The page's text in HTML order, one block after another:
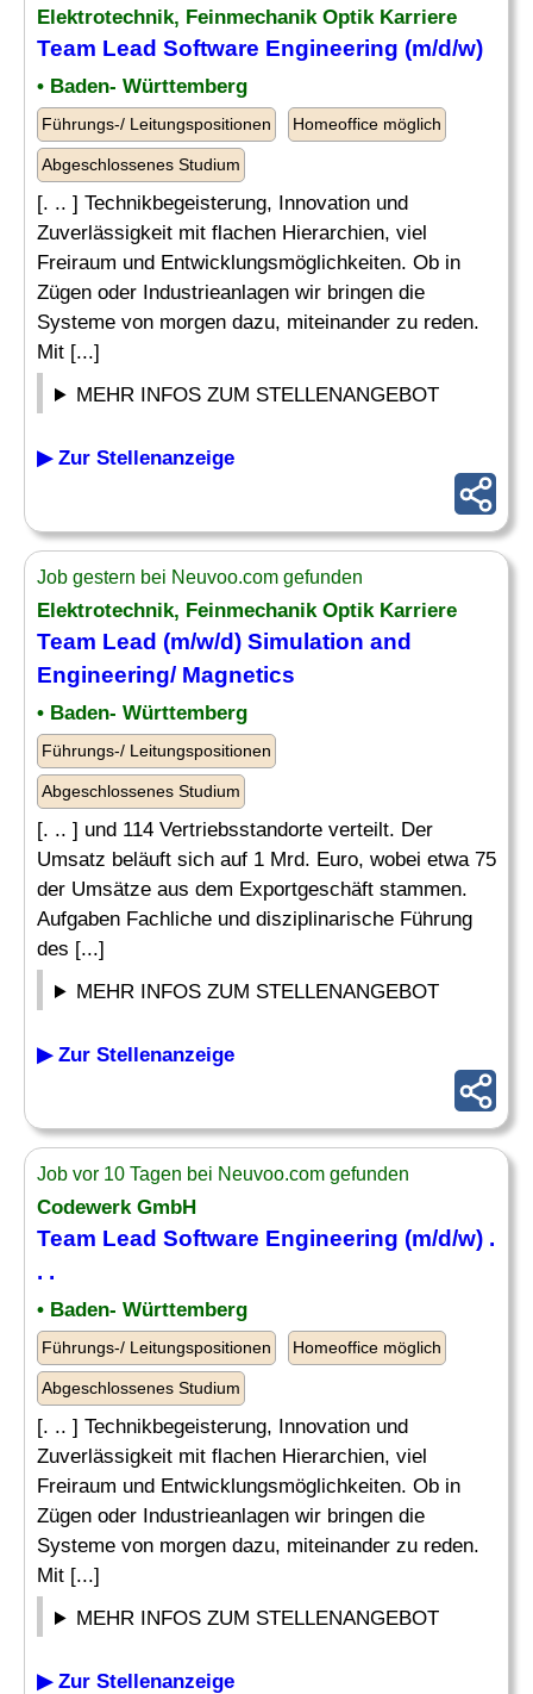
Elektrotechnik, Feinmechanik Optik Karriere
Team Lead Software Engineering (m/d/w)
• Baden- Württemberg
Führungs-/ Leitungspositionen Homeoffice möglich
Abgeschlossenes Studium
[. .. ] Technikbegeisterung, Innovation und
Zuverlässigkeit mit flachen Hierarchien, viel
Freiraum und Entwicklungsmöglichkeiten. Ob in
Zügen oder Industrieanlagen wir bringen die
Systeme von morgen dazu, miteinander zu reden.
Mit [...]
MEHR INFOS ZUM STELLENANGEBOT
▶ Zur Stellenanzeige
Job gestern bei Neuvoo.com gefunden
Elektrotechnik, Feinmechanik Optik Karriere
Team Lead (m/w/d) Simulation and
Engineering/ Magnetics
• Baden- Württemberg
Führungs-/ Leitungspositionen
Abgeschlossenes Studium
[. .. ] und 114 Vertriebsstandorte verteilt. Der
Umsatz beläuft sich auf 1 Mrd. Euro, wobei etwa 75
der Umsätze aus dem Exportgeschäft stammen.
Aufgaben Fachliche und disziplinarische Führung
des [...]
MEHR INFOS ZUM STELLENANGEBOT
▶ Zur Stellenanzeige
Job vor 10 Tagen bei Neuvoo.com gefunden
Codewerk GmbH
Team Lead Software Engineering (m/d/w) .
. .
• Baden- Württemberg
Führungs-/ Leitungspositionen Homeoffice möglich
Abgeschlossenes Studium
[. .. ] Technikbegeisterung, Innovation und
Zuverlässigkeit mit flachen Hierarchien, viel
Freiraum und Entwicklungsmöglichkeiten. Ob in
Zügen oder Industrieanlagen wir bringen die
Systeme von morgen dazu, miteinander zu reden.
Mit [...]
MEHR INFOS ZUM STELLENANGEBOT
▶ Zur Stellenanzeige